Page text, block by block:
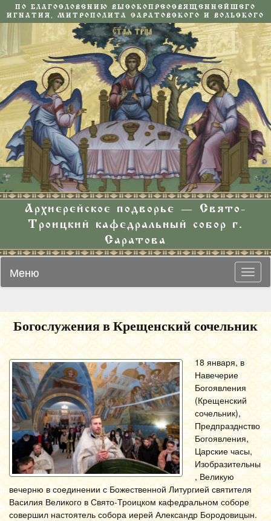
ПО БЛАГОСЛОВЕНИЮ ВЫСОКОПРЕОСВЯЩЕННЕЙШЕГО
ИГНАТИЯ, МИТРОПОЛИТА САРАТОВСКОГО И ВОЛЬСКОГО
Архиерейское подворье — Свято-
Троицкий кафедральный собор г.
Саратова
Меню
Богослужения в Крещенский сочельник
18 января, в
Навечерие
Богоявления
(Крещенский
сочельник),
Предпразднство
Богоявления,
Царские часы,
Изобразительны
, Великую
вечерню в соединении с Божественной Литургией святителя
Василия Великого в Свято-Троицком кафедральном соборе
совершил настоятель собора иерей Александр Бородовицын.